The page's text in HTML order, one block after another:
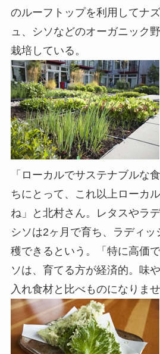
のルーフトップを利用してナ
ュ、シソなどのオーガニック
栽培している。
「ローカルでサステナブルな
ちにとって、これ以上ローカ
ね」と北村さん。レタスやラ
シソは2ヶ月で育ち、ラディッ
穫できるという。「特に高価
ソは、育てる方が経済的。味
入れ食材と比べものになりませ